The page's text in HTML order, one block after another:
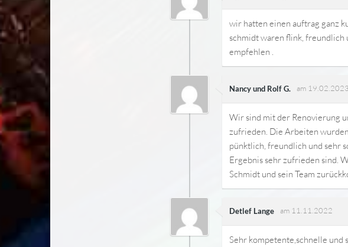
wir hatten einen auftrag ganz
schmidt waren flink,
empfehlen .
Nancy und Rolf G. am 19.02.2023
Wir sind mit der Renovierung
zufrieden. Die Arbeiten
pünktlich, freundlich und sehr
Ergebnis sehr zufrieden sind.
Schmidt und sein Team
Detlef Lange am 11.11.2022
Sehr kompetente,schnelle